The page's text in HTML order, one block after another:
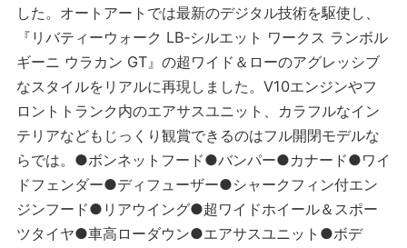
した。オートアートでは最新のデジタル技術を駆使し、
『リバティーウォーク LB‐シルエット ワークス ランボル
ギーニ ウラカン GT』の超ワイド＆ローのアグレッシブ
なスタイルをリアルに再現しました。V10エンジンやフ
ロントトランク内のエアサスユニット、カラフルなイン
テリアなどもじっくり観賞できるのはフル開閉モデルな
らでは。●ボンネットフード●バンパー●カナード●ワイ
ドフェンダー●ディフューザー●シャークフィン付エン
ジンフード●リアウイング●超ワイドホイール＆スポー
ツタイヤ●車高ローダウン●エアサスユニット●ボデ